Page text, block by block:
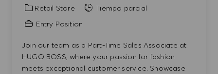
Categoría
Retail Store
Tiempo parcial
Entry Position
Join our team as a Part-Time Sales Associate at
HUGO BOSS, where your passion for fashion
meets exceptional customer service. Showcase